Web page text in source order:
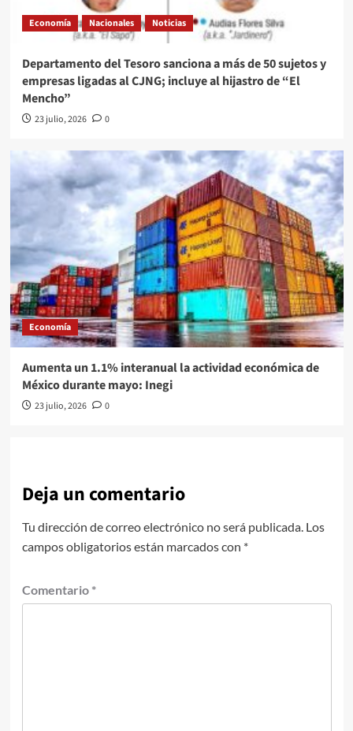
Economía Nacionales Noticias
Departamento del Tesoro sanciona a más de 50 sujetos y
empresas ligadas al CJNG; incluye al hijastro de “El
Mencho”
23 julio, 2026 0
Economía
Aumenta un 1.1% interanual la actividad económica de
México durante mayo: Inegi
23 julio, 2026 0
Deja un comentario
Tu dirección de correo electrónico no será publicada. Los
campos obligatorios están marcados con *
Comentario *